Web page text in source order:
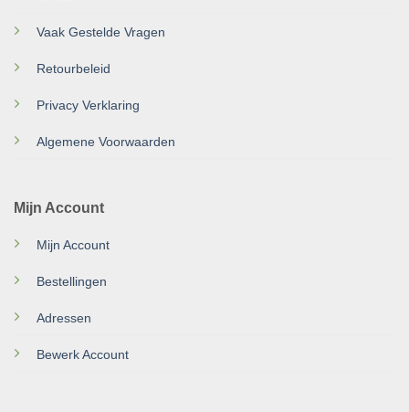
Vaak Gestelde Vragen
Retourbeleid
Privacy Verklaring
Algemene Voorwaarden
Mijn Account
Mijn Account
Bestellingen
Adressen
Bewerk Account